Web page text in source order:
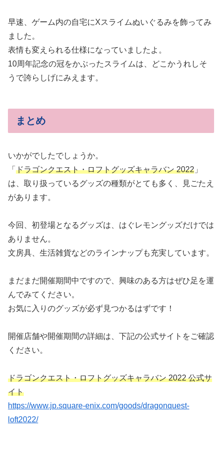
早速、ゲーム内の自宅にXスライムぬいぐるみを飾ってみ
ました。
表情も変えられる仕様になっていましたよ。
10周年記念の冠をかぶったスライムは、どこかうれしそ
うで誇らしげにみえます。
まとめ
いかがでしたでしょうか。
「 ドラゴンクエスト・ロフトグッズキャラバン 2022 」
は、取り扱っているグッズの種類がとても多く、見ごたえ
があります。
今回、初登場となるグッズは、はぐレモングッズだけでは
ありません。
文房具、生活雑貨などのラインナップも充実しています。
まだまだ開催期間中ですので、興味のある方はぜひ足を運
んでみてください。
お気に入りのグッズが必ず見つかるはずです！
開催店舗や開催期間の詳細は、下記の公式サイトをご確認
ください。
ドラゴンクエスト・ロフトグッズキャラバン 2022 公式サ
イト
https://www.jp.square-enix.com/goods/dragonquest-
loft2022/